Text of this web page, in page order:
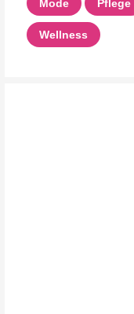
Mode Pflege
Wellness